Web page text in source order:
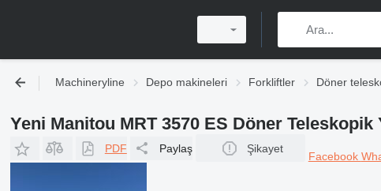
Machineryline Depo makineleri Forkliftler Döner
Yeni Manitou MRT 3570 ES Döner Teleskopik
PDF Paylaş Şikayet
Facebook